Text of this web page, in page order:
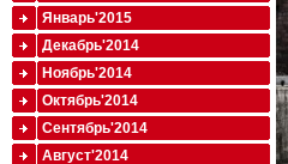
Январь'2015
Декабрь'2014
Ноябрь'2014
Октябрь'2014
Сентябрь'2014
Август'2014